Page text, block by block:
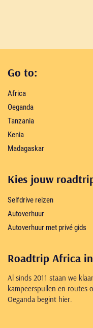
Go to:
Africa
Oeganda
Tanzania
Kenia
Madagaskar
Kies jouw
Selfdrive reizen
Autoverhuur
Autoverhuur met privé gids
Roadtrip Africa
Al sinds 2011 staan we
kampeerspullen en routes
Oeganda begint hier.